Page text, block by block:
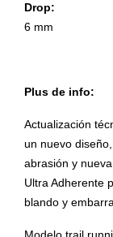
Drop:
6 mm
Plus de info:
Actualización
un nuevo
abrasión y
Ultra Adherente
blando y